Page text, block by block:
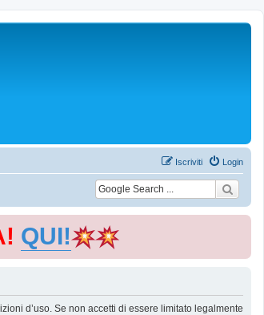
Login
Iscriviti
QUI!
d’uso. Se non accetti di essere limitato legalmente